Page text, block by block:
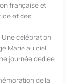
française et
et des
Une célébration
Marie au ciel.
journée dédiée
de la